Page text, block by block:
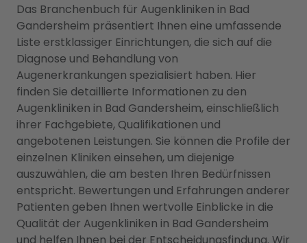
Das Branchenbuch für Augenkliniken in Bad
Gandersheim präsentiert Ihnen eine umfassende
Liste erstklassiger Einrichtungen, die sich auf die
Diagnose und Behandlung von
Augenerkrankungen spezialisiert haben. Hier
finden Sie detaillierte Informationen zu den
Augenkliniken in Bad Gandersheim, einschließlich
ihrer Fachgebiete, Qualifikationen und
angebotenen Leistungen. Sie können die Profile der
einzelnen Kliniken einsehen, um diejenige
auszuwählen, die am besten Ihren Bedürfnissen
entspricht. Bewertungen und Erfahrungen anderer
Patienten geben Ihnen wertvolle Einblicke in die
Qualität der Augenkliniken in Bad Gandersheim
und helfen Ihnen bei der Entscheidungsfindung. Wir